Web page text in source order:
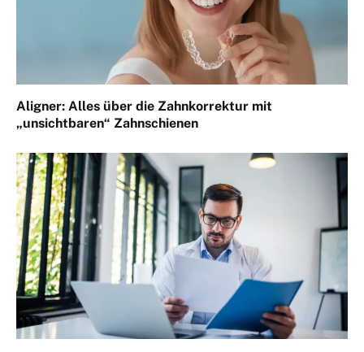
Aligner: Alles über die Zahnkorrektur mit
„unsichtbaren“ Zahnschienen